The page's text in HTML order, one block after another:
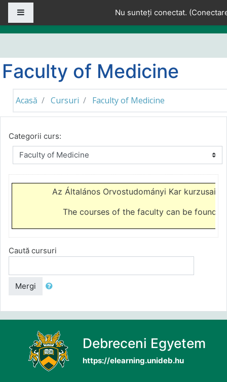
Sari la conţinutul principal
Nu sunteți conectat. (
Faculty of Medicine
Acasă Cursuri Faculty of Medicine
Categorii curs:
Az Általános Orvostudományi Kar kurzusait
The courses of the faculty can be found
Caută cursuri
Mergi
Debreceni Egyetem
https://elearning.unideb.hu